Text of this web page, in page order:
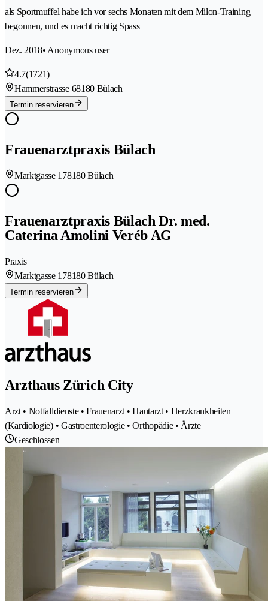
als Sportmuffel habe ich vor sechs Monaten mit dem Milon-Training
begonnen, und es macht richtig Spass
Dez. 2018• Anonymous user
4.7(1721)
Hammerstrasse 68180 Bülach
Termin reservieren
Frauenarztpraxis Bülach
Marktgasse 178180 Bülach
Frauenarztpraxis Bülach Dr. med.
Caterina Amolini Veréb AG
Praxis
Marktgasse 178180 Bülach
Termin reservieren
Arzthaus Zürich City
Arzt • Notfalldienste • Frauenarzt • Hautarzt • Herzkrankheiten
(Kardiologie) • Gastroenterologie • Orthopädie • Ärzte
Geschlossen